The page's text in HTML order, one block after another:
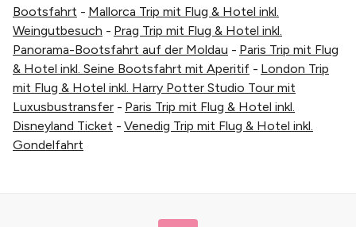
Bootsfahrt - Mallorca Trip mit Flug & Hotel inkl.
Weingutbesuch - Prag Trip mit Flug & Hotel inkl.
Panorama-Bootsfahrt auf der Moldau - Paris Trip mit Flug
& Hotel inkl. Seine Bootsfahrt mit Aperitif - London Trip
mit Flug & Hotel inkl. Harry Potter Studio Tour mit
Luxusbustransfer - Paris Trip mit Flug & Hotel inkl.
Disneyland Ticket - Venedig Trip mit Flug & Hotel inkl.
Gondelfahrt